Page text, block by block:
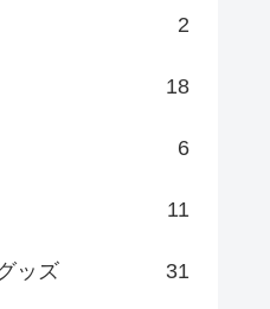
2
18
6
11
ッズ 31